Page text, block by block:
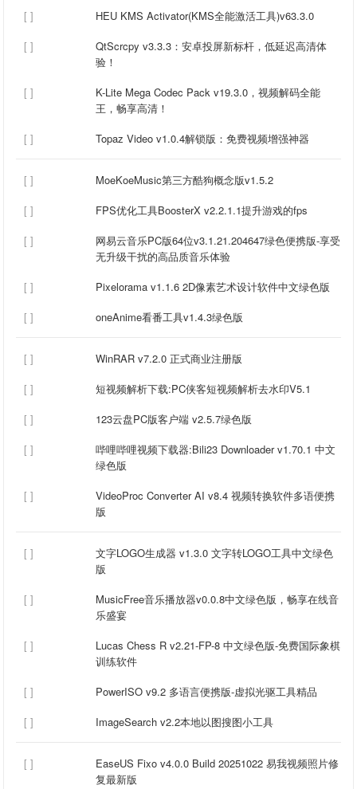
[ ]
HEU KMS Activator(KMS全能激活工具)v63.3.0
[ ]
QtScrcpy v3.3.3：安卓投屏新标杆，低延迟高清体
验！
[ ]
K-Lite Mega Codec Pack v19.3.0，视频解码全能
王，畅享高清！
[ ]
Topaz Video v1.0.4解锁版：免费视频增强神器
[ ]
MoeKoeMusic第三方酷狗概念版v1.5.2
[ ]
FPS优化工具BoosterX v2.2.1.1提升游戏的fps
[ ]
网易云音乐PC版64位v3.1.21.204647绿色便携版-享受
无升级干扰的高品质音乐体验
[ ]
Pixelorama v1.1.6 2D像素艺术设计软件中文绿色版
[ ]
oneAnime看番工具v1.4.3绿色版
[ ]
WinRAR v7.2.0 正式商业注册版
[ ]
短视频解析下载:PC侠客短视频解析去水印V5.1
[ ]
123云盘PC版客户端 v2.5.7绿色版
[ ]
哔哩哔哩视频下载器:Bili23 Downloader v1.70.1 中文
绿色版
[ ]
VideoProc Converter AI v8.4 视频转换软件多语便携
版
[ ]
文字LOGO生成器 v1.3.0 文字转LOGO工具中文绿色
版
[ ]
MusicFree音乐播放器v0.0.8中文绿色版，畅享在线音
乐盛宴
[ ]
Lucas Chess R v2.21-FP-8 中文绿色版-免费国际象棋
训练软件
[ ]
PowerISO v9.2 多语言便携版-虚拟光驱工具精品
[ ]
ImageSearch v2.2本地以图搜图小工具
[ ]
EaseUS Fixo v4.0.0 Build 20251022 易我视频照片修
复最新版